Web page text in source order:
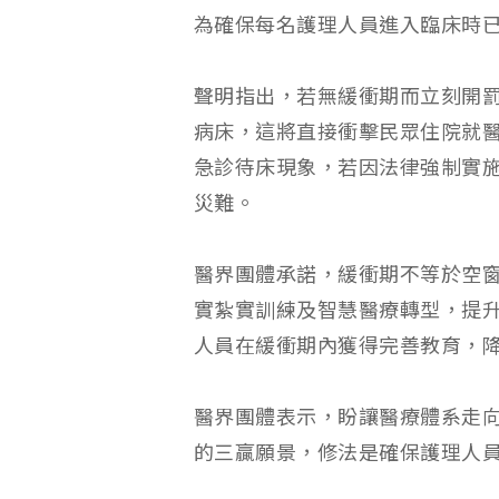
為確保每名護理人員進入臨床時
聲明指出，若無緩衝期而立刻開
病床，這將直接衝擊民眾住院就
急診待床現象，若因法律強制實
災難。
醫界團體承諾，緩衝期不等於空
實紮實訓練及智慧醫療轉型，提
人員在緩衝期內獲得完善教育，
醫界團體表示，盼讓醫療體系走
的三贏願景，修法是確保護理人